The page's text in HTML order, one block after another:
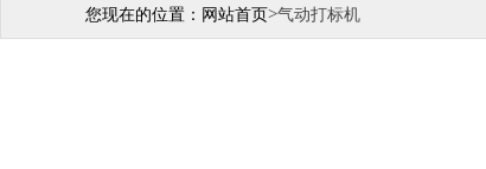
您现在的位置： 网站首页>气动打标机